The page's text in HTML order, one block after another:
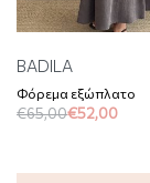
BADILA
Φόρεμα εξώπλατο
€65,00€52,00